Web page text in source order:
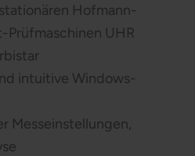
Hofmann-
UHR
intuitive Windows-
Messeinstellungen,